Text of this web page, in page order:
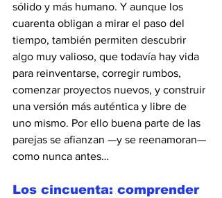
sólido y más humano. Y aunque los
cuarenta obligan a mirar el paso del
tiempo, también permiten descubrir
algo muy valioso, que todavía hay vida
para reinventarse, corregir rumbos,
comenzar proyectos nuevos, y construir
una versión más auténtica y libre de
uno mismo. Por ello buena parte de las
parejas se afianzan —y se reenamoran—
como nunca antes…
Los cincuenta: comprender